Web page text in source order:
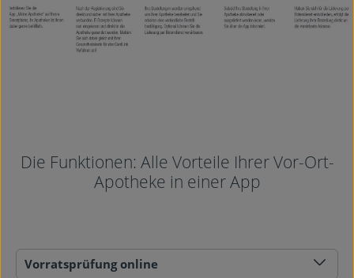
Die Funktionen: Alle Vorteile Ihrer Vor-Ort-
Apotheke in einer App
Vorratsprüfung online